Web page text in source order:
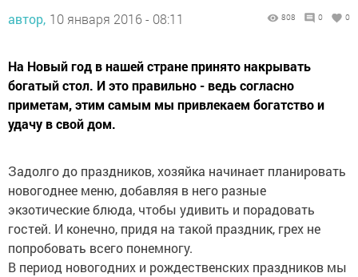
автор, 10 января 2016 - 08:11 808 0 0
На Новый год в нашей стране принято накрывать
богатый стол. И это правильно - ведь согласно
приметам, этим самым мы привлекаем богатство и
удачу в свой дом.
Задолго до праздников, хозяйка начинает планировать
новогоднее меню, добавляя в него разные
экзотические блюда, чтобы удивить и порадовать
гостей. И конечно, придя на такой праздник, грех не
попробовать всего понемногу.
В период новогодних и рождественских праздников мы